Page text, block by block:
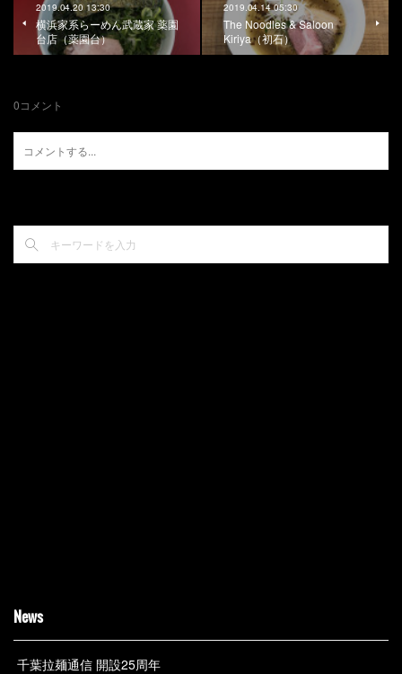
2019.04.20 13:30
横浜家系らーめん武蔵家 薬園
台店（薬園台）
2019.04.14 05:30
The Noodles & Saloon
Kiriya（初石）
0コメント
News
千葉拉麺通信 開設25周年